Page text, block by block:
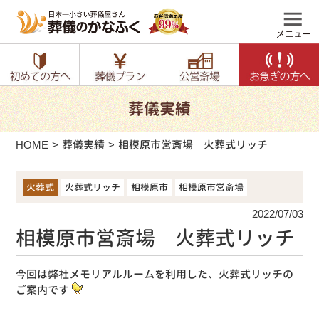
葬儀実績
HOME 葬儀実績 相模原市営斎場 火葬式リッチ
火葬式 火葬式リッチ 相模原市 相模原市営斎場
2022/07/03
相模原市営斎場 火葬式リッチ
今回は弊社メモリアルルームを利用した、火葬式リッチの
ご案内です